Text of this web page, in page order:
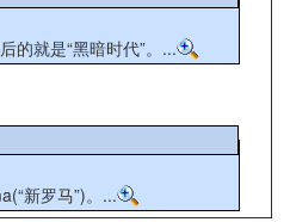
的就是“黑暗时代”。...
新罗马”)。...